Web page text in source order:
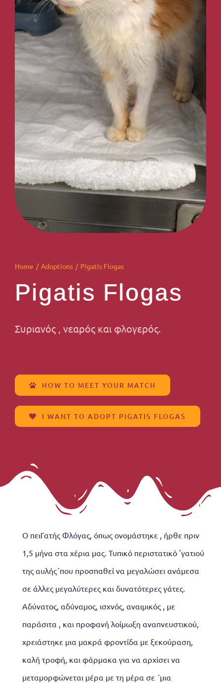
Home Adoptions Pigatis Flogas
Pigatis Flogas
Συριανός , νεαρός και φλογερός.
HOW TO MEET YOUR MATCH
I WANT TO ADOPT PIGATIS FLOGAS
Ο πειΓατής Φλόγας, όπως ονομάστηκε , ήρθε πριν
1,5 μήνα στα χέρια μας. Τυπικό περιστατικό 'γατιού
της αυλής΄που προσπαθεί να μεγαλώσει ανάμεσα
σε άλλες μεγαλύτερες και δυνατότερες γάτες.
Αδύνατος, αδύναμος, ισχνός, αναιμικός , με
παράσιτα , και προφανή λοίμωξη αναπνευστικού,
χρειάστηκε μια μακρά φροντίδα με ξεκούραση,
καλή τροφή, και φάρμακα για να αρχίσει να
μεταμορφώνεται μέρα με τη μέρα σε ΄μια